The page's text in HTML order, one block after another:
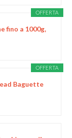
OFFERTA
fino a 1000g,
OFFERTA
Baguette